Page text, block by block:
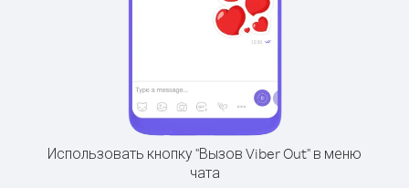
Использовать кнопку "Вызов Viber Out" в меню
чата